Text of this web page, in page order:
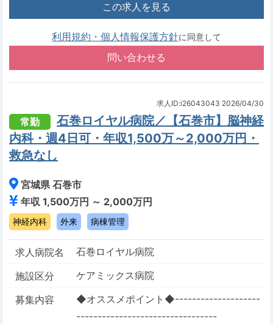
この求人を見る
利用規約・個人情報保護方針に同意して
求人ID:i26043043 2026/04/30
常勤
石巻ロイヤル病院／【石巻市】脳神経
内科・週4日可・年収1,500万～2,000万円・
救急なし
宮城県 石巻市
年収 1,500万円 ～ 2,000万円
神経内科 外来 病棟管理
求人病院名
石巻ロイヤル病院
施設区分
ケアミックス病院
募集内容
◆オススメポイント◆--------------------
---------------------------------